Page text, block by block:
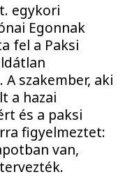
egykori
Egonnak
fel a Paksi
szakember, aki
a hazai
és a paksi
figyelmeztet:
van,